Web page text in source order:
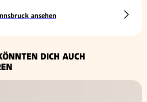
ansehen
DICH AUCH